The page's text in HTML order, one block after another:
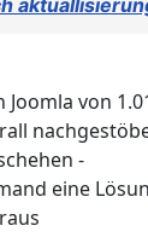
Joomla von
-
eine